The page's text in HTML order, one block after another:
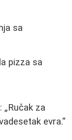
sa
pizza sa
Ručak za
evra.